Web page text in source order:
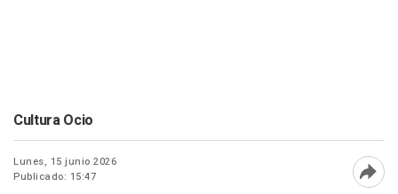
Cultura Ocio
Lunes, 15 junio 2026
Publicado: 15:47